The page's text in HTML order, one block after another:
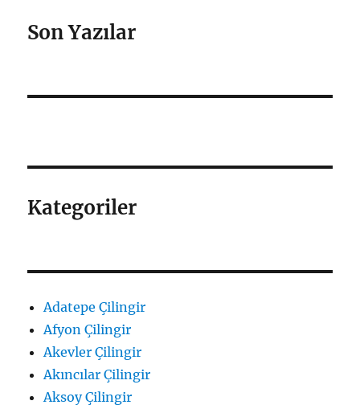
Son Yazılar
Kategoriler
Adatepe Çilingir
Afyon Çilingir
Akevler Çilingir
Akıncılar Çilingir
Aksoy Çilingir